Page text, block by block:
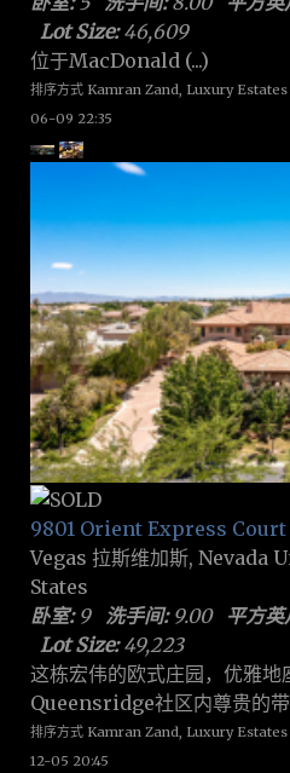
Lot Size:46,609
位于MacDonald (...)
排序方式 Kamran Zand, Luxury
06-09 22:35
9801 Orient Express Court
Vegas 拉斯维加斯, Nevada
States
卧室:9 洗手间:9.00 平方英
Lot Size:49,223
这栋宏伟的欧式庄园，优雅地
Queensridge社区内尊贵的
排序方式 Kamran Zand, Luxury
12-05 20:45